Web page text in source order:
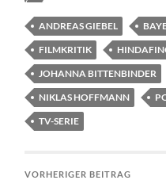
ANDREAS GIEBEL
FILMKRITIK
JOHANNA BITTENBINDER
NIKLAS HOFFMANN
TV-SERIE
VORHERIGER BEITRAG